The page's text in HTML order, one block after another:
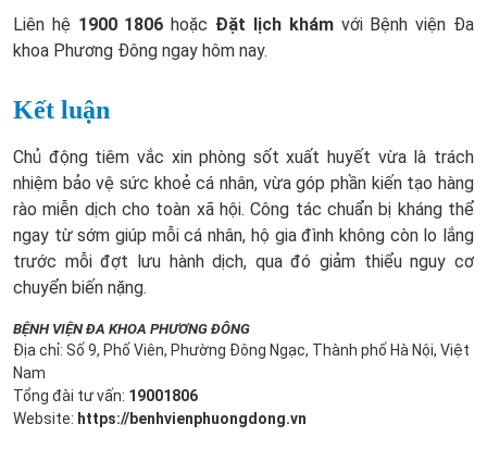
Liên hệ 1900 1806 hoặc Đặt lịch khámvới Bệnh viện Đa
khoa Phương Đông ngay hôm nay.
Kết luận
Chủ động tiêm vắc xin phòng sốt xuất huyết vừa là trách
nhiệm bảo vệ sức khoẻ cá nhân, vừa góp phần kiến tạo hàng
rào miễn dịch cho toàn xã hội. Công tác chuẩn bị kháng thể
ngay từ sớm giúp mỗi cá nhân, hộ gia đình không còn lo lắng
trước mỗi đợt lưu hành dịch, qua đó giảm thiểu nguy cơ
chuyển biến nặng.
BỆNH VIỆN ĐA KHOA PHƯƠNG ĐÔNG
Địa chỉ: Số 9, Phố Viên, Phường Đông Ngạc, Thành phố Hà Nội, Việt
Nam
Tổng đài tư vấn: 19001806
Website: https://benhvienphuongdong.vn